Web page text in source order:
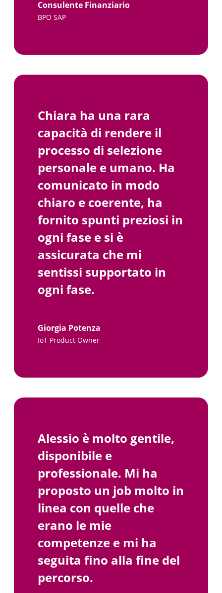
Consulente Finanziario
BPO SAP
Chiara ha una rara
capacità di rendere il
processo di selezione
personale e umano. Ha
comunicato in modo
chiaro e coerente, ha
fornito spunti preziosi in
ogni fase e si è
assicurata che mi
sentissi supportato in
ogni fase.
Giorgia Potenza
IoT Product Owner
Alessio è molto gentile,
disponibile e
professionale. Mi ha
proposto un job molto in
linea con quelle che
erano le mie
competenze e mi ha
seguita fino alla fine del
percorso.